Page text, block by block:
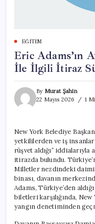
EĞITIM
Eric Adams’ın
İle İlgili İtiraz
By Murat Şahin
22 Mayıs 2026
1
New York Belediye
yetkililerden ve iş
rüşvet aldığı” iddialarıyla
itirazda bulundu.
Milletler nezdindeki
binası, davanın
Adams, Türkiye’den
biletleri karşılığında,
yangın denetiminden